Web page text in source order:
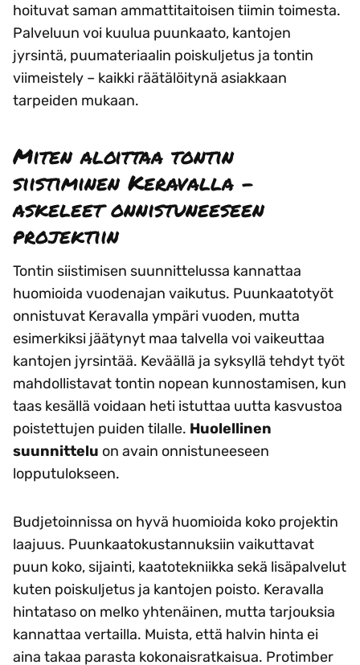
hoituvat saman ammattitaitoisen tiimin toimesta.
Palveluun voi kuulua puunkaato, kantojen
jyrsintä, puumateriaalin poiskuljetus ja tontin
viimeistely – kaikki räätälöitynä asiakkaan
tarpeiden mukaan.
Miten aloittaa tontin
siistiminen Keravalla –
askeleet onnistuneeseen
projektiin
Tontin siistimisen suunnittelussa kannattaa
huomioida vuodenajan vaikutus. Puunkaatotyöt
onnistuvat Keravalla ympäri vuoden, mutta
esimerkiksi jäätynyt maa talvella voi vaikeuttaa
kantojen jyrsintää. Keväällä ja syksyllä tehdyt työt
mahdollistavat tontin nopean kunnostamisen, kun
taas kesällä voidaan heti istuttaa uutta kasvustoa
poistettujen puiden tilalle. Huolellinen
suunnittelu on avain onnistuneeseen
lopputulokseen.
Budjetoinnissa on hyvä huomioida koko projektin
laajuus. Puunkaatokustannuksiin vaikuttavat
puun koko, sijainti, kaatotekniikka sekä lisäpalvelut
kuten poiskuljetus ja kantojen poisto. Keravalla
hintataso on melko yhtenäinen, mutta tarjouksia
kannattaa vertailla. Muista, että halvin hinta ei
aina takaa parasta kokonaisratkaisua. Protimber